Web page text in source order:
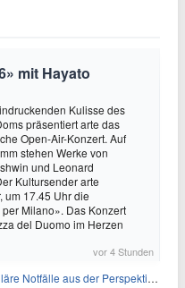
mit Hayato
Kulisse des
präsentiert arte das
Open-Air-Konzert. Auf
stehen Werke von
und Leonard
Kultursender arte
um 17.45 Uhr die
Milano». Das Konzert
del Duomo im Herzen
vor 4 Stunden
aus der Perspektive der Patienten